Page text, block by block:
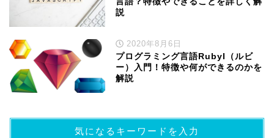
説
2020年8月6日
プログラミング言語RubyI（ルビ
ー）入門！特徴や何ができるのかを
解説
気になるキーワードを入力